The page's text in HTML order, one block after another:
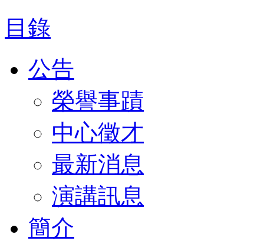
目錄
公告
榮譽事蹟
中心徵才
最新消息
演講訊息
簡介